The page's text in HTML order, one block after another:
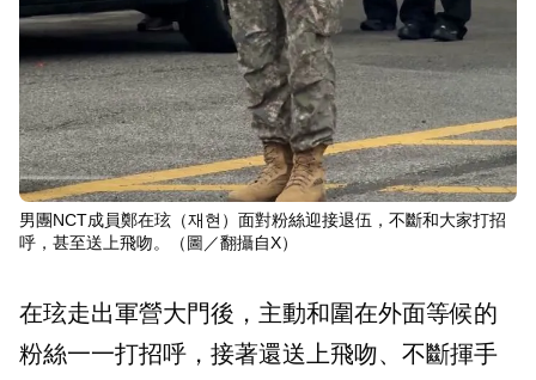
男團NCT成員鄭在玹（재현）面對粉絲迎接退伍，不斷和大家打招
呼，甚至送上飛吻。（圖／翻攝自X）
在玹走出軍營大門後，主動和圍在外面等候的
粉絲一一打招呼，接著還送上飛吻、不斷揮手